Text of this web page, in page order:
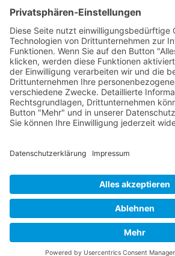
Versandinformationen
Verfügbarkeit/Verträglichkeit
Rechtliches
Widerrufsrecht und Widerrufsformular
Impressum
Datenschutzerklärung
Cookie-Einstellungen
AGB
Streitbeilegungsstelle
Vertrag widerrufen